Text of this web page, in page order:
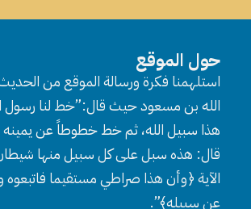
حول الموقع
استلهمنا فكرة ورسالة الموقع من
الله بن مسعود حيث قال:”خط لنا رسول
هذا سبيل الله، ثم خط خطوطاً عن
قال: هذه سبل على كل سبيل منها شيطان
الآية ﴿وأن هذا صراطي مستقيما فاتبعوه
عن سبيله﴾”.